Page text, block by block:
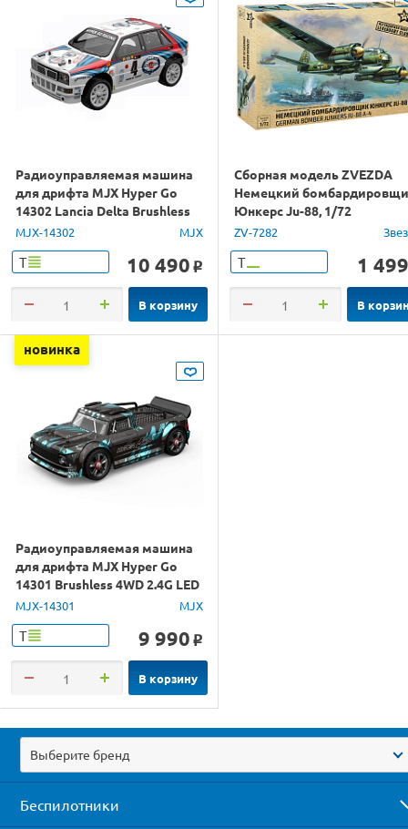
Радиоуправляемая машина
для дрифта MJX Hyper Go
14302 Lancia Delta Brushless
4WD 2.4G LED 1/14 RTR
MJX-14302 MJX
Т 10 490 o
В корзину
Сборная модель ZVEZDA
Немецкий
Юнкерс Ju-88, 1/72
ZV-7282
Т 1 499
В
новинка
Радиоуправляемая машина
для дрифта MJX Hyper Go
14301 Brushless 4WD 2.4G LED
1/14 RTR
MJX-14301 MJX
Т 9 990 o
В корзину
Выберите бренд
Беспилотники